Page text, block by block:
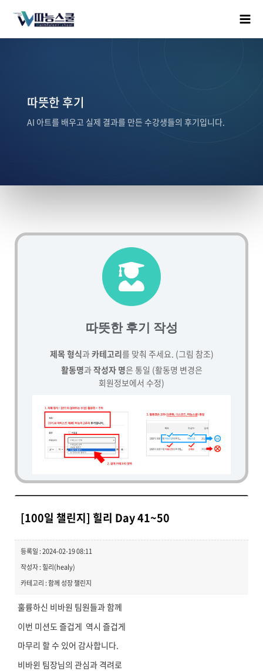
따뜻한 후기
AI 아트를 배우고 실제 결과를 만든 수강생들의 후기입니다.
따뜻한 후기 작성
제목 형식과카테고리를 맞춰 주세요. (그림 참조)
활동명과작성자 명은 통일 (활동명 변경은
회원정보에서 수정)
[100일 챌린지] 힐리 Day 41~50
등록일 : 2024-02-19 08:11
작성자 : 힐리(healy)
카테고리 : 함께 성장 챌린지
훌륭하신 비바원 팀원들과 함께
이번 미션도 즐겁게 역시 즐겁게
마무리 할 수 있어 감사합니다.
비바윈 팀장님의 관심과 격려로